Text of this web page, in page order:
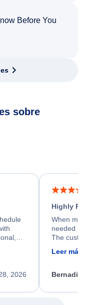
Before You
sobre
2026
Highly
When my
needed
The
calm,
my issue.
Leer más